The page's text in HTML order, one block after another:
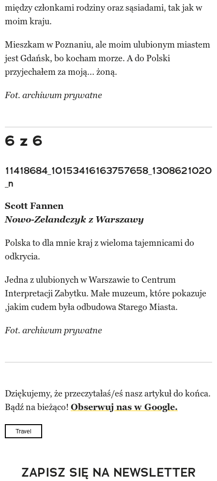
między członkami rodziny oraz sąsiadami, tak jak w
moim kraju.
Mieszkam w Poznaniu, ale moim ulubionym miastem
jest Gdańsk, bo kocham morze. A do Polski
przyjechałem za moją... żoną.
Fot. archiwum prywatne
6 z 6
11418684_10153416163757658_1308621020
_n
Scott Fannen
Nowo-Zelandczyk z Warszawy
Polska to dla mnie kraj z wieloma tajemnicami do
odkrycia.
Jedna z ulubionych w Warszawie to Centrum
Interpretacji Zabytku. Małe muzeum, które pokazuje
,jakim cudem była odbudowa Starego Miasta.
Fot. archiwum prywatne
Dziękujemy, że przeczytałaś/eś nasz artykuł do końca.
Bądź na bieżąco! Obserwuj nas w Google.
Travel
ZAPISZ SIĘ NA NEWSLETTER